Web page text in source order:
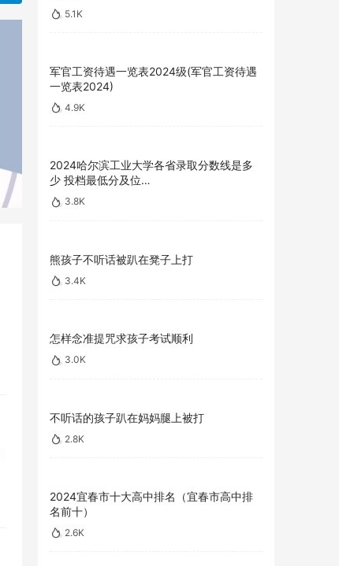
5.1K
军官工资待遇一览表2024级(军官工资待遇
一览表2024)
4.9K
2024哈尔滨工业大学各省录取分数线是多
少 投档最低分及位…
3.8K
熊孩子不听话被趴在凳子上打
3.4K
怎样念准提咒求孩子考试顺利
3.0K
不听话的孩子趴在妈妈腿上被打
2.8K
2024宜春市十大高中排名（宜春市高中排
名前十）
2.6K